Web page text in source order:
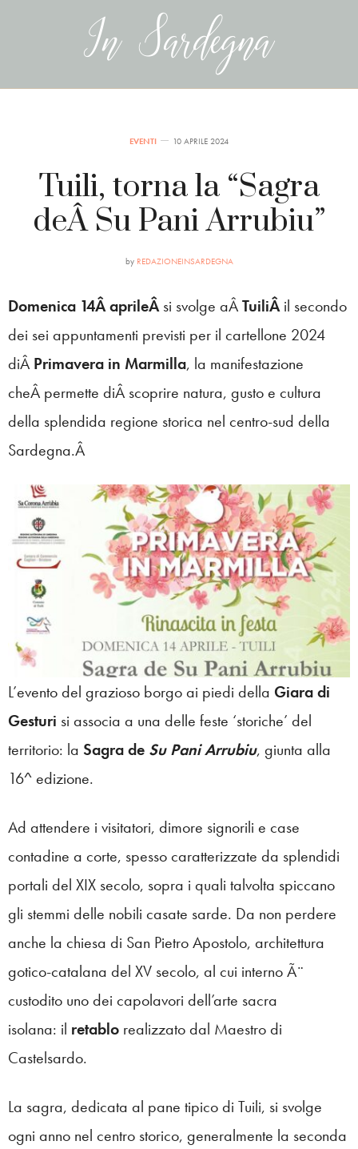
EVENTI 10 APRILE 2024
Tuili, torna la “Sagra
deÂ Su Pani Arrubiu”
by REDAZIONEINSARDEGNA
Domenica 14Â aprileÂsi svolge aÂTuiliÂil secondo
dei sei appuntamenti previsti per il cartellone 2024
diÂ Primavera in Marmilla, la manifestazione
cheÂ permette diÂ scoprire natura, gusto e cultura
della splendida regione storica nel centro-sud della
Sardegna.Â
L’evento del grazioso borgo ai piedi della Giara di
Gesturi si associa a una delle feste ‘storiche’ del
territorio: la Sagra de Su Pani Arrubiu, giunta alla
16^ edizione.
Ad attendere i visitatori, dimore signorili e case
contadine a corte, spesso caratterizzate da splendidi
portali del XIX secolo, sopra i quali talvolta spiccano
gli stemmi delle nobili casate sarde. Da non perdere
anche la chiesa di San Pietro Apostolo, architettura
gotico-catalana del XV secolo, al cui interno Ã¨
custodito uno dei capolavori dell’arte sacra
isolana: il retablo realizzato dal Maestro di
Castelsardo.
La sagra, dedicata al pane tipico di Tuili, si svolge
ogni anno nel centro storico, generalmente la seconda